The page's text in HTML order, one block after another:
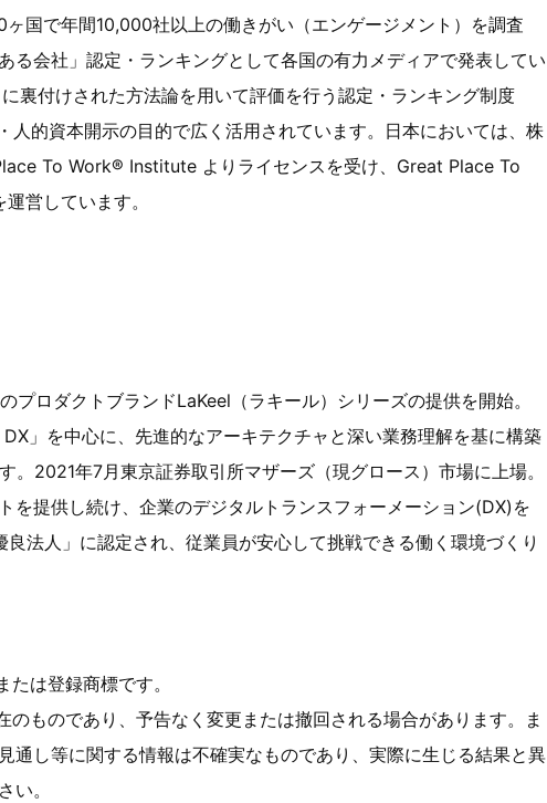
国で年間10,000社以上の働きがい（エンゲージメント）を調査
る会社」認定・ランキングとして各国の有力メディアで発表してい
裏付けされた方法論を用いて評価を行う認定・ランキング制度
人的資本開示の目的で広く活用されています。日本においては、株
To Work® Institute よりライセンスを受け、Great Place To
営しています。
ロダクトブランドLaKeel（ラキール）シリーズの提供を開始。
」を中心に、先進的なアーキテクチャと深い業務理解を基に構築
。2021年7月東京証券取引所マザーズ（現グロース）市場に上場。
を提供し続け、企業のデジタルトランスフォーメーション(DX)を
法人」に認定され、従業員が安心して挑戦できる働く環境づくり
は登録商標です。
ものであり、予告なく変更または撤回される場合があります。ま
通し等に関する情報は不確実なものであり、実際に生じる結果と異
い。